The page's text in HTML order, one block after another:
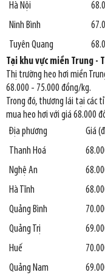
Hà Nội
Ninh Bình
Tuyên Quang
Tại khu vực miền Trung -
Thị trường heo hơi miền
68.000 - 75.000 đồng/kg.
Trong đó, thương lái tại các
mua heo hơi với giá 68.000
Địa phương
Giá
Thanh Hoá
Nghệ An
Hà Tĩnh
Quảng Bình
Quảng Trị
Huế
Quảng Nam